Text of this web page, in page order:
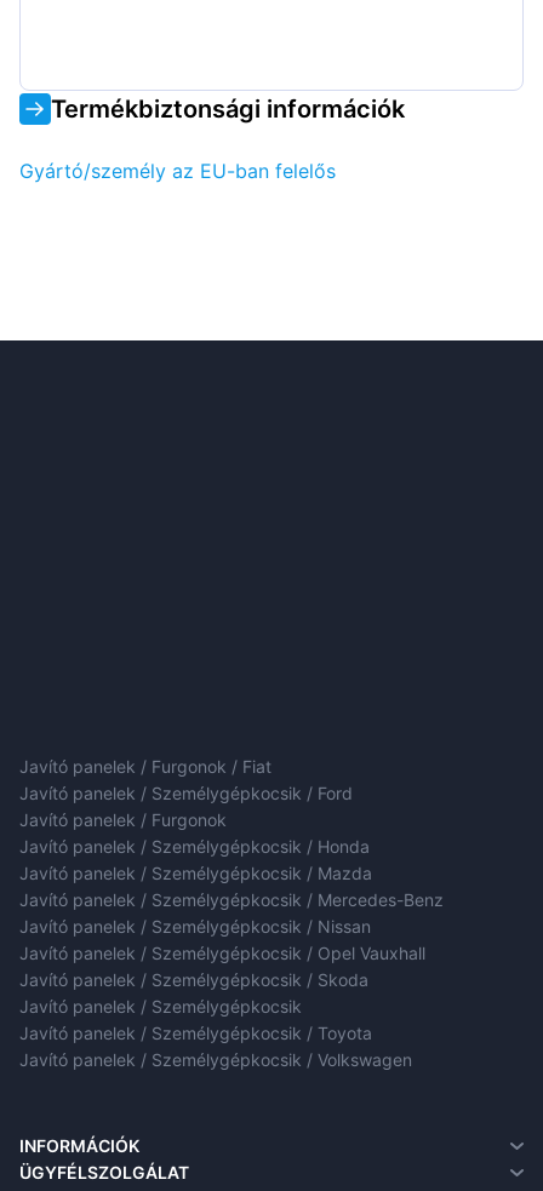
Termékbiztonsági információk
Gyártó/személy az EU-ban felelős
Javító panelek / Furgonok / Fiat
Javító panelek / Személygépkocsik / Ford
Javító panelek / Furgonok
Javító panelek / Személygépkocsik / Honda
Javító panelek / Személygépkocsik / Mazda
Javító panelek / Személygépkocsik / Mercedes-Benz
Javító panelek / Személygépkocsik / Nissan
Javító panelek / Személygépkocsik / Opel Vauxhall
Javító panelek / Személygépkocsik / Skoda
Javító panelek / Személygépkocsik
Javító panelek / Személygépkocsik / Toyota
Javító panelek / Személygépkocsik / Volkswagen
INFORMÁCIÓK
Rólunk
ÜGYFÉLSZOLGÁLAT